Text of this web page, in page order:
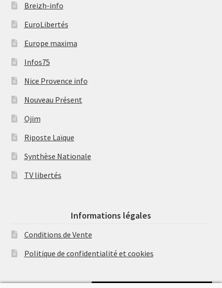
Breizh-info
EuroLibertés
Europe maxima
Infos75
Nice Provence info
Nouveau Présent
Ojim
Riposte Laïque
Synthèse Nationale
TV libertés
Informations légales
Conditions de Vente
Politique de confidentialité et cookies